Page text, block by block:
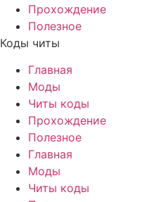
Прохождение
Полезное
Коды читы
Главная
Моды
Читы коды
Прохождение
Полезное
Главная
Моды
Читы коды